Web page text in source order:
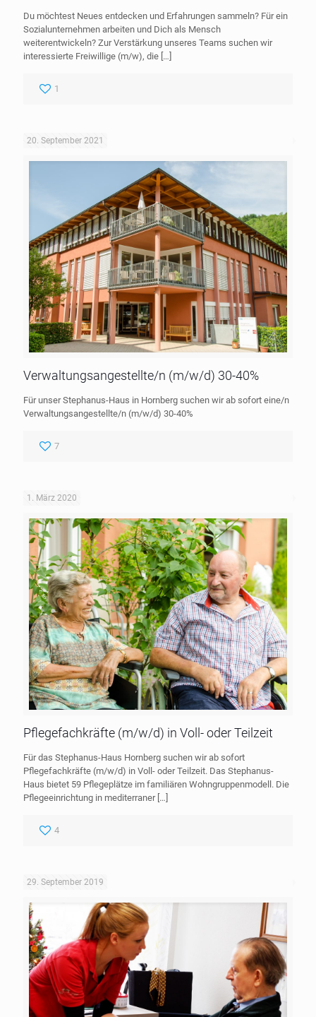
Du möchtest Neues entdecken und Erfahrungen sammeln? Für ein
Sozialunternehmen arbeiten und Dich als Mensch
weiterentwickeln? Zur Verstärkung unseres Teams suchen wir
interessierte Freiwillige (m/w), die […]
1
20. September 2021
Verwaltungsangestellte/n (m/w/d) 30-40%
Für unser Stephanus-Haus in Hornberg suchen wir ab sofort eine/n
Verwaltungsangestellte/n (m/w/d) 30-40%
7
1. März 2020
Pflegefachkräfte (m/w/d) in Voll- oder Teilzeit
Für das Stephanus-Haus Hornberg suchen wir ab sofort
Pflegefachkräfte (m/w/d) in Voll- oder Teilzeit. Das Stephanus-
Haus bietet 59 Pflegeplätze im familiären Wohngruppenmodell. Die
Pflegeeinrichtung in mediterraner[…]
4
29. September 2019